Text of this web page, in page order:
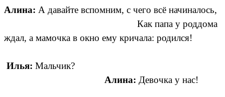
Алина: А давайте вспомним, с чего всё начиналось,
Как папа у роддома
ждал, а мамочка в окно ему кричала: родился!
Илья: Мальчик?
Алина: Девочка у нас!